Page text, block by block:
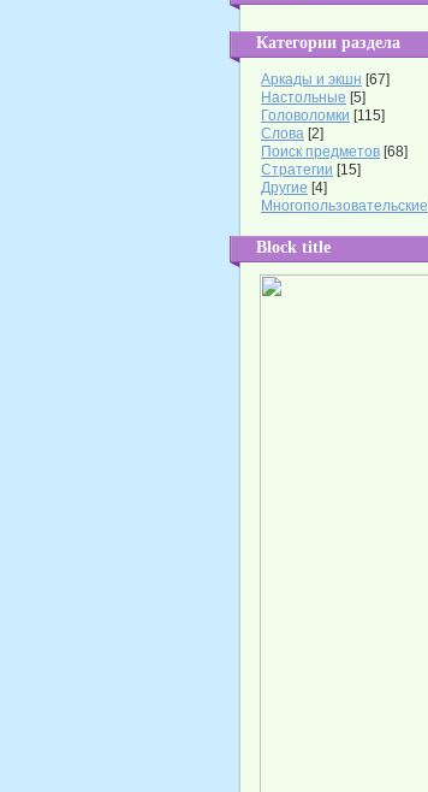
Категории раздела
Аркады и экшн [67]
Настольные [5]
Головоломки [115]
Слова [2]
Поиск предметов [68]
Стратегии [15]
Другие [4]
Многопользовательские
Block title